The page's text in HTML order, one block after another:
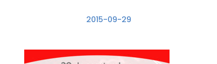
2015-09-29